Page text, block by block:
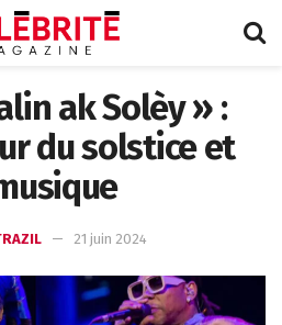
ak Solèy » :
du solstice et
21 juin 2024